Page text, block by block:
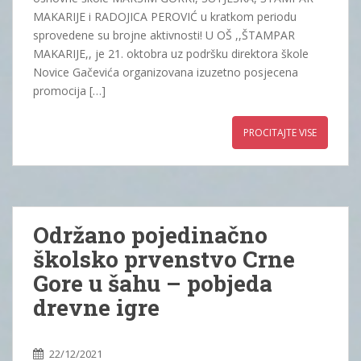
MAKARIJE i RADOJICA PEROVIĆ u kratkom periodu
sprovedene su brojne aktivnosti! U OŠ ,,ŠTAMPAR
MAKARIJE,, je 21. oktobra uz podršku direktora škole
Novice Gačevića organizovana izuzetno posjecena
promocija […]
PROCITAJTE VISE
Održano pojedinačno
školsko prvenstvo Crne
Gore u šahu – pobjeda
drevne igre
22/12/2021